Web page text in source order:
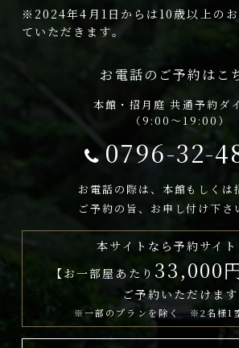
※2024年4月1日からは10歳以上の
ていただきます。
お電話のご予約はこ
本館・招月庭 共通予約ダ
（9:00～19:00）
0796-32-
お電話の際は、本館もしくは
ご予約の旨、お申し付け下さ
本サイトなら予約サイト
【お一部屋あたり 33,000
ご予約いただけます
※一部のプランを除く ※2名様1